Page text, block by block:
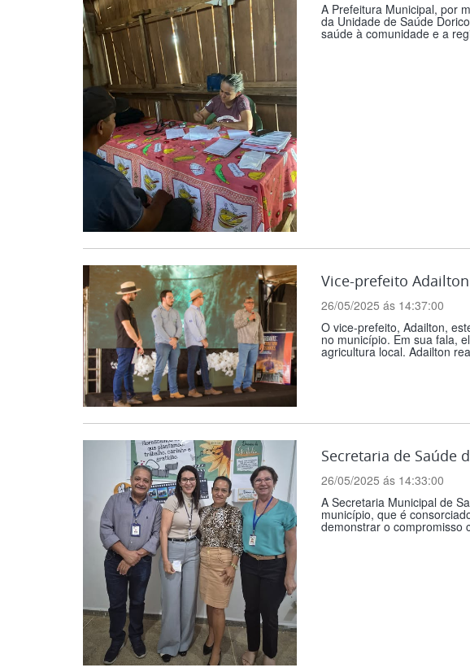
A Prefeitura Municipal, por
da Unidade de Saúde
saúde à comunidade e a
Vice-prefeito
26/05/2025 ás 14:37:00
O vice-prefeito, Adailton,
no município. Em sua fala,
agricultura local. Adailton
Secretaria de Saúde
26/05/2025 ás 14:33:00
A Secretaria Municipal de
município, que é
demonstrar o compromisso